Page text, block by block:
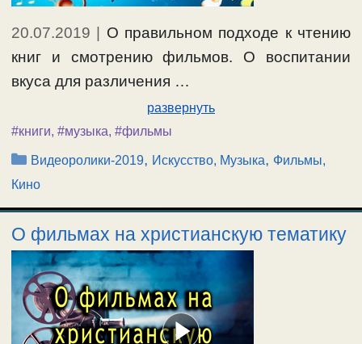
20.07.2019
О правильном подходе к чтению
книг и смотрению фильмов. О воспитании
вкуса для различения …
развернуть
#книги, #музыка, #фильмы
Рубрики
Видеоролики-2019, Искусство, Музыка, Фильмы,
Кино
О фильмах на христианскую тематику